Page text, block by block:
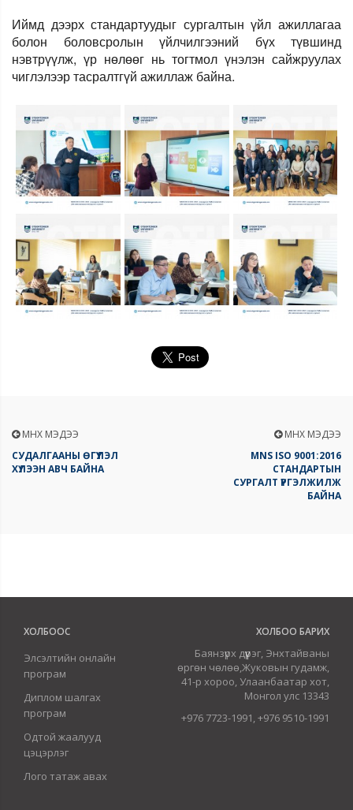
Иймд дээрх стандартуудыг сургалтын үйл ажиллагаа
болон боловсролын үйлчилгээний бүх түвшинд
нэвтрүүлж, үр нөлөөг нь тогтмол үнэлэн сайжруулах
чиглэлээр тасралтгүй ажиллаж байна.
ӨМНӨХ МЭДЭЭ
СУДАЛГААНЫ ӨГҮҮЛЭЛ
ХҮЛЭЭН АВЧ БАЙНА
ӨМНӨХ МЭДЭЭ
MNS ISO 9001:2016
СТАНДАРТЫН
СУРГАЛТ ҮРГЭЛЖИЛЖ
БАЙНА
ХОЛБООС
Элсэлтийн онлайн
програм
Диплом шалгах
програм
Одтой жаалууд
цэцэрлэг
Лого татаж авах
ХОЛБОО БАРИХ
Баянзүрх дүүрэг, Энхтайваны
өргөн чөлөө,Жуковын гудамж,
41-р хороо, Улаанбаатар хот,
Монгол улс 13343
+976 7723-1991, +976 9510-1991